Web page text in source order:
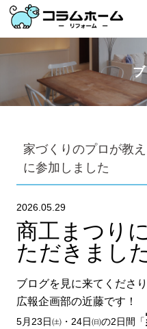
家づくりのプロが教
に参加しました
2026.05.29
商工まつり
ただきまし
ブログを見に来てくださ
広報企画部の近藤です！
5月23日㈯・24日㈰の2日間「